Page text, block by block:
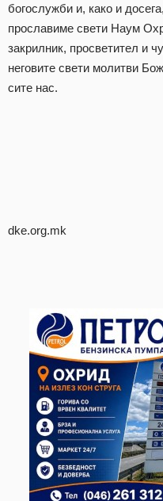
богослужби и, како и
прославиме свети Наум
закрилник, просветител и
неговите свети молитви
сите нас.
dke.org.mk